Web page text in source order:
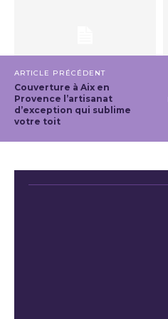
ARTICLE PRÉCÉDENT
Couverture à Aix en
Provence l’artisanat
d’exception qui sublime
votre toit